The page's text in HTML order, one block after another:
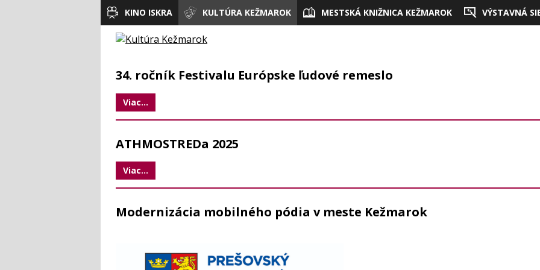
KINO ISKRA KULTÚRA KEŽMAROK MESTSKÁ KNIŽNICA KEŽMAROK VÝSTAVNÁ
34. ročník Festivalu Európske ľudové remeslo
Viac...
ATHMOSTREDa 2025
Viac...
Modernizácia mobilného pódia v meste Kežmarok